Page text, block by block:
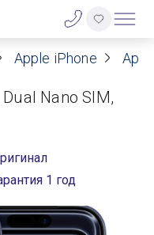
Apple iPhone
Nano SIM,
1 год